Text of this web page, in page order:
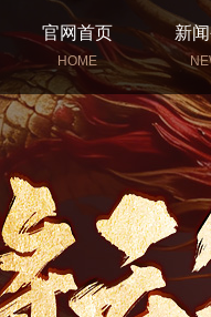
官网首页
HOME
新